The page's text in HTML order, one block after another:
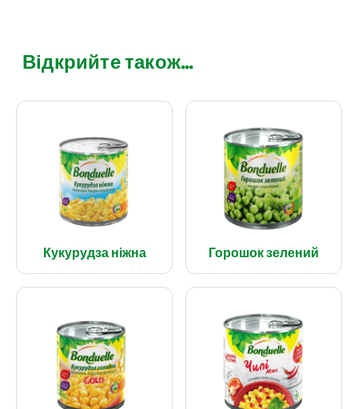
Відкрийте також...
Кукурудза ніжна Горошок зелений